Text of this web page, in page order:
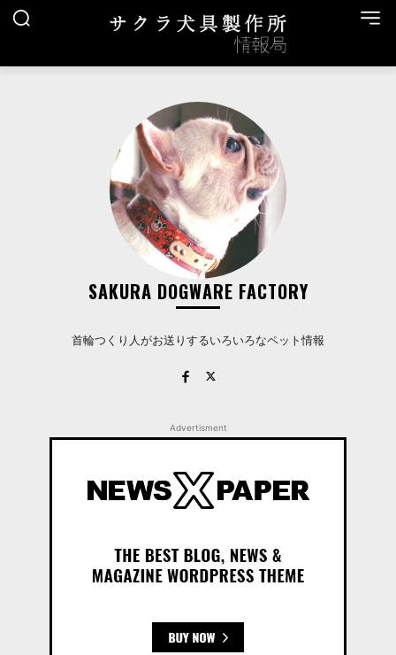
SAKURA DOGWARE FACTORY
首輪つくり人がお送りするいろいろなペット情報
Advertisment